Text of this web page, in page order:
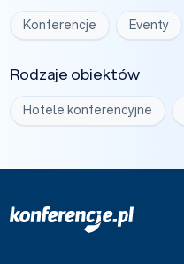
Konferencje Eventy
Rodzaje obiektów
Hotele konferencyjne